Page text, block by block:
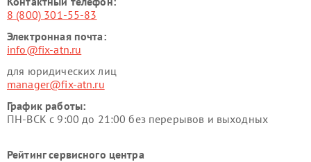
8 (800) 301-55-83
Электронная почта:
info@fix-atn.ru
для юридических лиц
manager@fix-atn.ru
График работы:
ПН-ВСК с 9:00 до 21:00 без перерывов и выходных
Рейтинг сервисного центра